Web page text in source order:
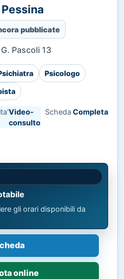
pubblicate
Pascoli 13
Psicologo
Video-
consulto
Scheda Completa
gli orari disponibili da
online